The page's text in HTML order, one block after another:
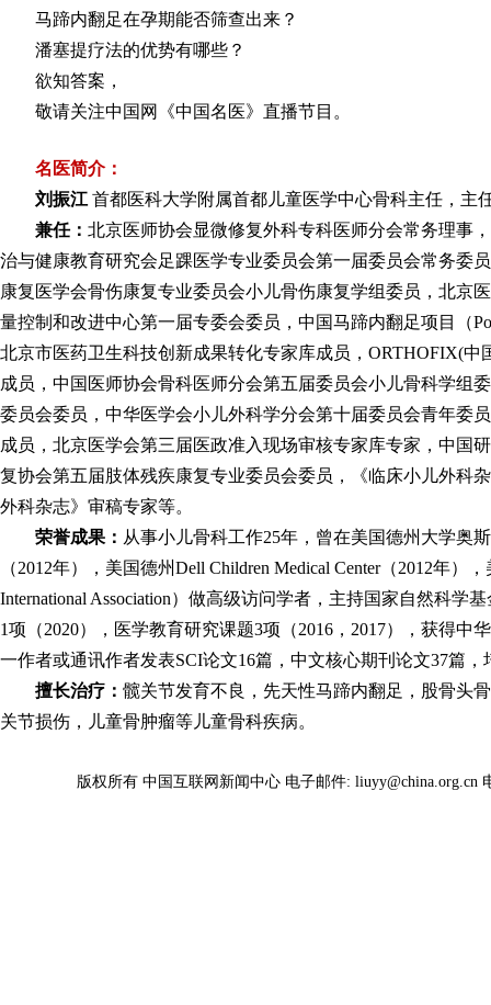
马蹄内翻足在孕期能否筛查出来？
潘塞提疗法的优势有哪些？
欲知答案，
敬请关注中国网《中国名医》直播节目。
名医简介：
刘振江 首都医科大学附属首都儿童医学中心骨科主任，主
兼任： 北京医师协会显微修复外科专科医师分会常务理事
治与健康教育研究会足踝医学专业委员会第一届委员会常务委
康复医学会骨伤康复专业委员会小儿骨伤康复学组委员，北京
量控制和改进中心第一届专委会委员，中国马蹄内翻足项目（
北京市医药卫生科技创新成果转化专家库成员，ORTHOFIX(
成员，中国医师协会骨科医师分会第五届委员会小儿骨科学组
委员会委员，中华医学会小儿外科学分会第十届委员会青年委
成员，北京医学会第三届医政准入现场审核专家库专家，中国
复协会第五届肢体残疾康复专业委员会委员，《临床小儿外科
外科杂志》审稿专家等。
荣誉成果： 从事小儿骨科工作25年，曾在美国德州大学奥
（2012年），美国德州Dell Children Medical Center（2012年
International Association）做高级访问学者，主持国家自然科学
1项（2020），医学教育研究课题3项（2016，2017），获得
一作者或通讯作者发表SCI论文16篇，中文核心期刊论文37篇
擅长治疗： 髋关节发育不良，先天性马蹄内翻足，股骨头
关节损伤，儿童骨肿瘤等儿童骨科疾病。
版权所有 中国互联网新闻中心 电子邮件: liuyy@china.org.cn